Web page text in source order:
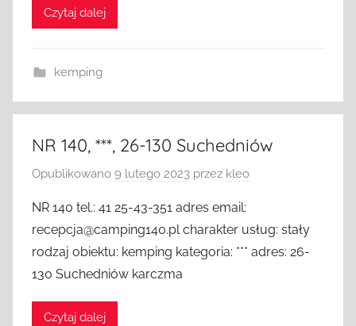
Czytaj dalej
kemping
NR 140, ***, 26-130 Suchedniów
Opublikowano 9 lutego 2023 przez kleo
NR 140 tel.: 41 25-43-351 adres email:
recepcja@camping140.pl charakter usług: stały
rodzaj obiektu: kemping kategoria: *** adres: 26-
130 Suchedniów karczma
Czytaj dalej